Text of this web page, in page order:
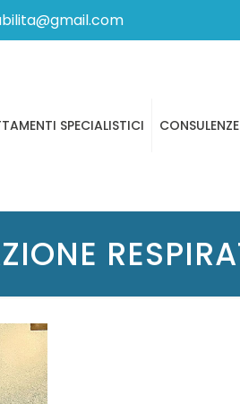
SPECIALISTICI